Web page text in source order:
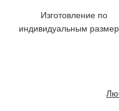
Изготовление по
индивидуальным